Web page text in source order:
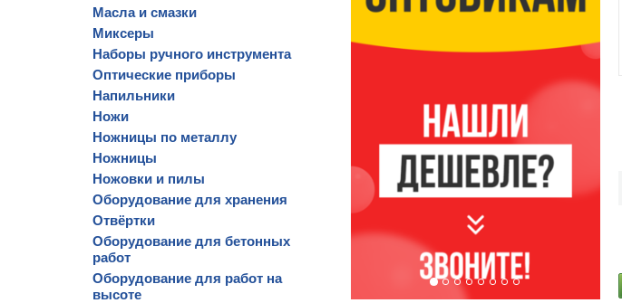
Масла и смазки
Миксеры
Наборы ручного инструмента
Оптические приборы
Напильники
Ножи
Ножницы по металлу
Ножницы
Ножовки и пилы
Оборудование для хранения
Отвёртки
Оборудование для бетонных
работ
Оборудование для работ на
высоте